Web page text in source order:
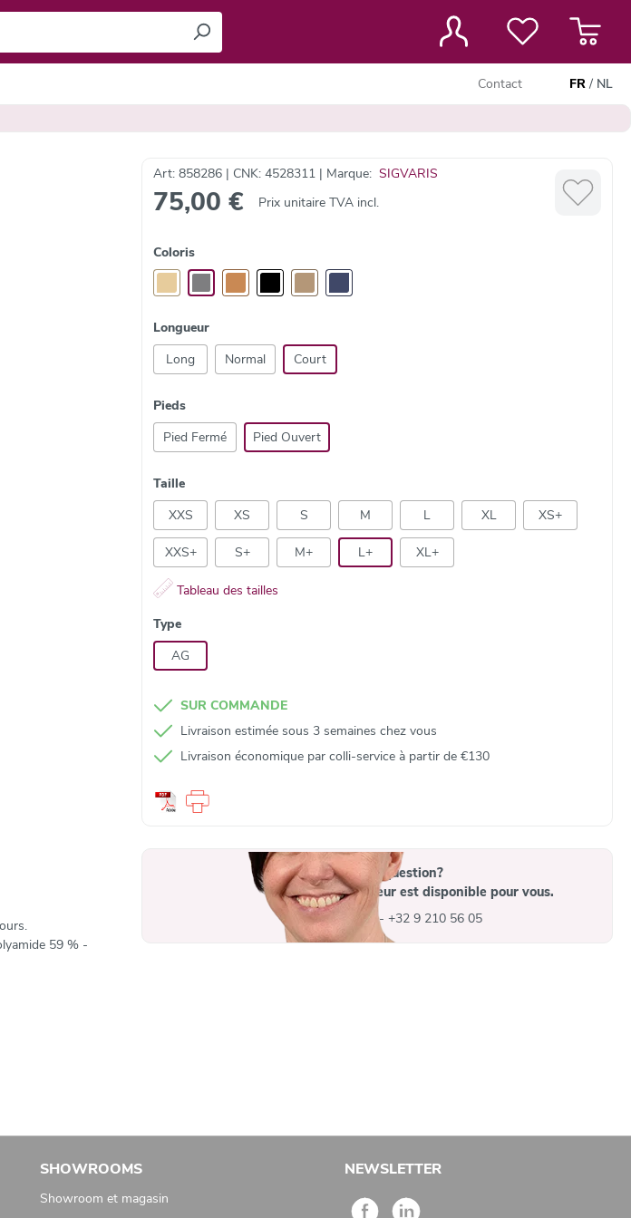
Contact FR / NL
59 % -
Art: 858286 | CNK: 4528311 | Marque: SIGVARIS
75,00 € Prix unitaire TVA incl.
Coloris
Longueur
Long
Normal Court
Pieds
Pied Fermé
Pied Ouvert
Taille
XXS
XS S M L XL XS+
XXS+ S+ M+ L+ XL+
Tableau des tailles
Type
AG
SUR COMMANDE
Livraison estimée sous 3 semaines chez vous
Livraison économique par colli‑service à partir de €130
Vous avez une question?
Un collaborateur est disponible pour vous.
info@advys.be- +32 9 210 56 05
SHOWROOMS
Showroom et magasin
NEWSLETTER